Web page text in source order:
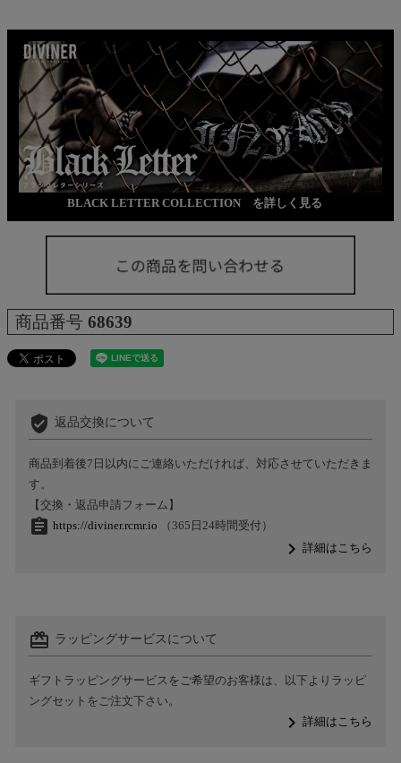
BLACK LETTER COLLECTION を詳しく見る
商品番号 68639
verified_user 返品交換について
商品到着後7日以内にご連絡いただければ、対応させていただきま
す。
【交換・返品申請フォーム】
assignment https://diviner.rcmr.io （365日24時間受付）
navigate_next詳細はこちら
card_giftcard ラッピングサービスについて
ギフトラッピングサービスをご希望のお客様は、以下よりラッピ
ングセットをご注文下さい。
navigate_next詳細はこちら